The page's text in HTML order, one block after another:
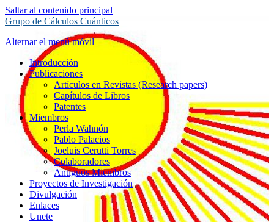
Saltar al contenido principal
Grupo de Cálculos Cuánticos
Alternar el menú móvil
Introducción
Publicaciones
Artículos en Revistas (Research papers)
Capítulos de Libros
Patentes
Miembros
Perla Wahnón
Pablo Palacios
Joeluis Cerutti Torres
Colaboradores
Antiguos Miembros
Proyectos de Investigación
Divulgación
Enlaces
Unete